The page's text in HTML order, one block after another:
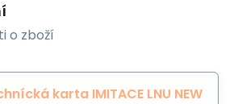
o zboží
karta IMITACE LNU NEW